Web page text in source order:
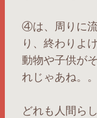
④は、周りに
り、終わりよ
動物や子供が
れじゃあね。。
どれも人間ら